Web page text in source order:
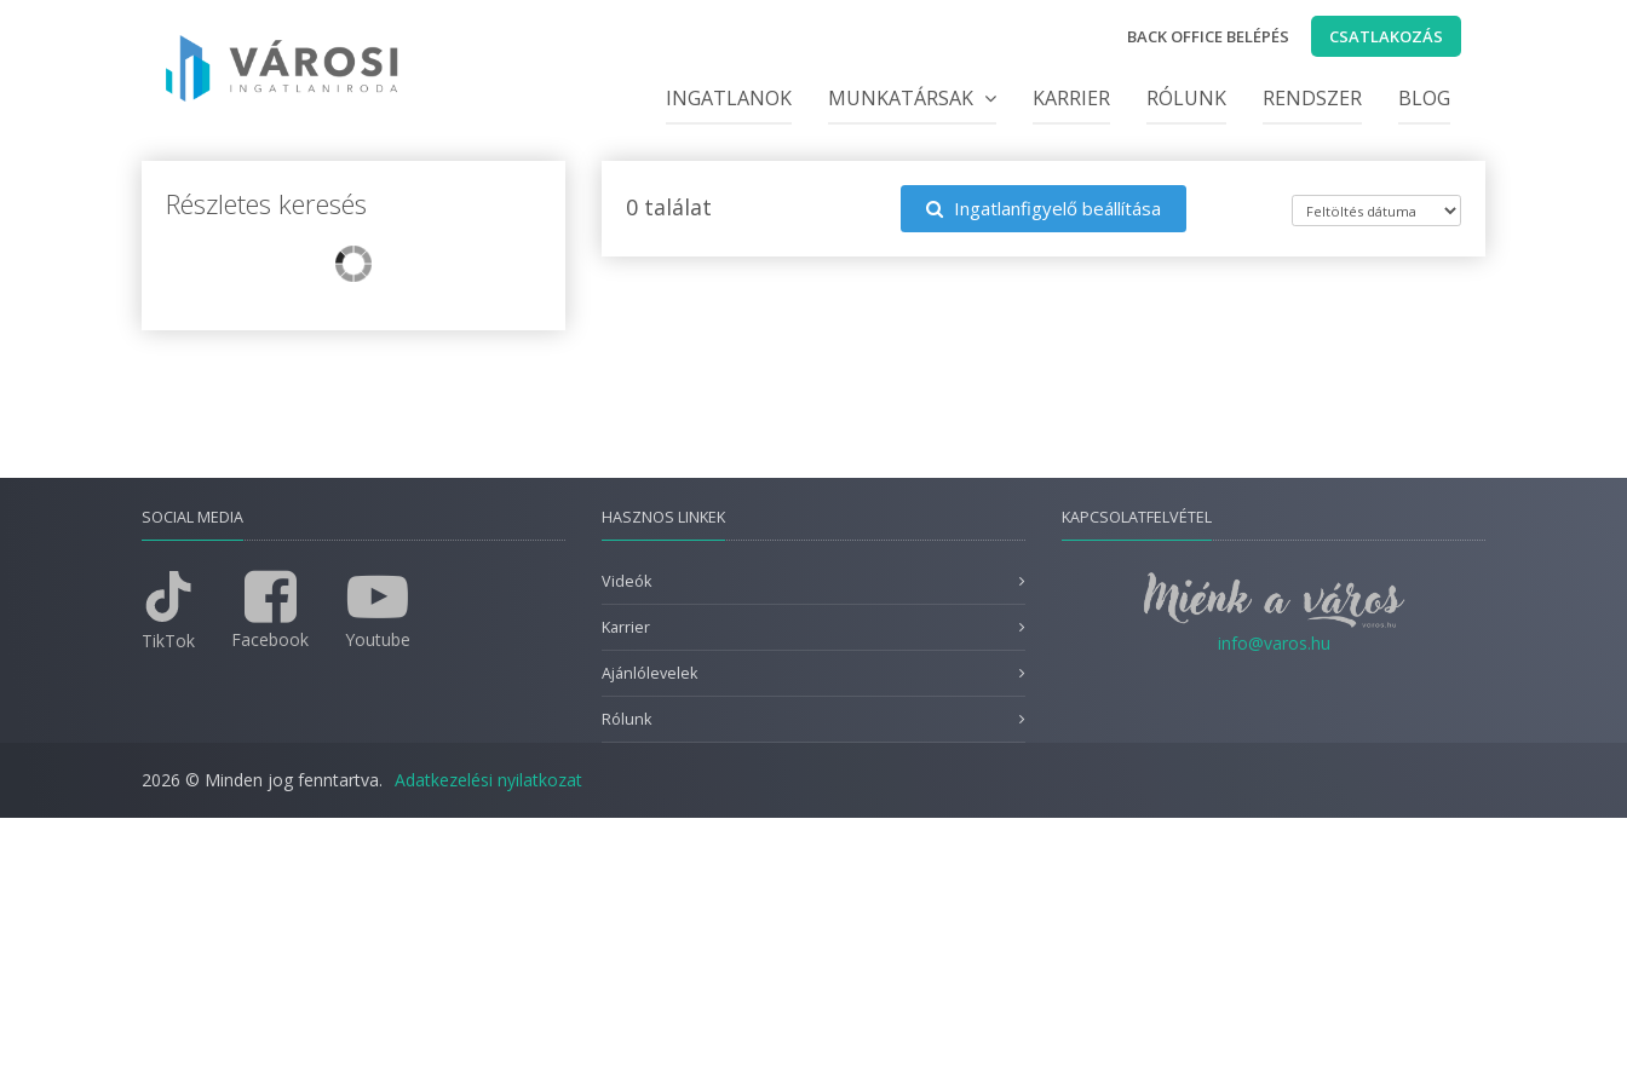
BACK OFFICE BELÉPÉS CSATLAKOZÁS
INGATLANOK MUNKATÁRSAK KARRIER RÓLUNK RENDSZER BLOG
Részletes keresés 0 találat Ingatlanfigyelő beállítása
SOCIAL MEDIA
TikTok Facebook Youtube
HASZNOS LINKEK
Videók
Karrier
Ajánlólevelek
Rólunk
KAPCSOLATFELVÉTEL
info@varos.hu
2026 © Minden jog fenntartva. Adatkezelési nyilatkozat